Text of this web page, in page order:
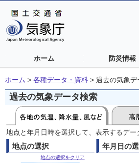
ホーム 防災情報
ホーム > 各種データ・資料 > 過去の気象デ
過去の気象データ検索
地点と年月日時を選択して、表示するデ
地点の選択
地点の選択をクリア
年月日の